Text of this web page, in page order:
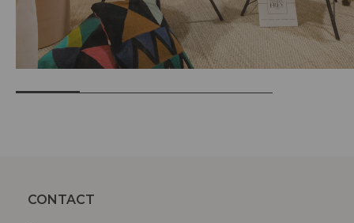
CONTACT